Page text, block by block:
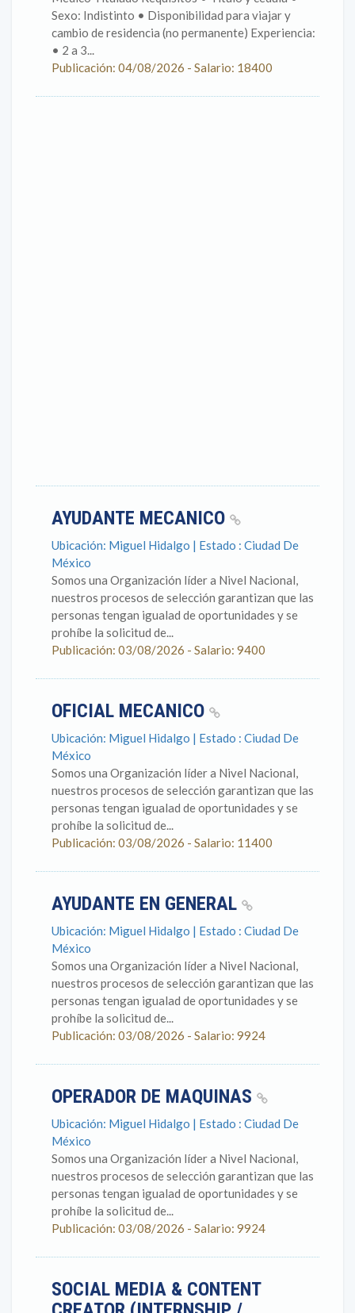
Sexo: Indistinto • Disponibilidad para viajar y
cambio de residencia (no permanente) Experiencia:
• 2 a 3...
Publicación: 04/08/2026 - Salario: 18400
AYUDANTE MECANICO
Ubicación: Miguel Hidalgo | Estado : Ciudad De
México
Somos una Organización líder a Nivel Nacional,
nuestros procesos de selección garantizan que las
personas tengan igualad de oportunidades y se
prohíbe la solicitud de...
Publicación: 03/08/2026 - Salario: 9400
OFICIAL MECANICO
Ubicación: Miguel Hidalgo | Estado : Ciudad De
México
Somos una Organización líder a Nivel Nacional,
nuestros procesos de selección garantizan que las
personas tengan igualad de oportunidades y se
prohíbe la solicitud de...
Publicación: 03/08/2026 - Salario: 11400
AYUDANTE EN GENERAL
Ubicación: Miguel Hidalgo | Estado : Ciudad De
México
Somos una Organización líder a Nivel Nacional,
nuestros procesos de selección garantizan que las
personas tengan igualad de oportunidades y se
prohíbe la solicitud de...
Publicación: 03/08/2026 - Salario: 9924
OPERADOR DE MAQUINAS
Ubicación: Miguel Hidalgo | Estado : Ciudad De
México
Somos una Organización líder a Nivel Nacional,
nuestros procesos de selección garantizan que las
personas tengan igualad de oportunidades y se
prohíbe la solicitud de...
Publicación: 03/08/2026 - Salario: 9924
SOCIAL MEDIA & CONTENT